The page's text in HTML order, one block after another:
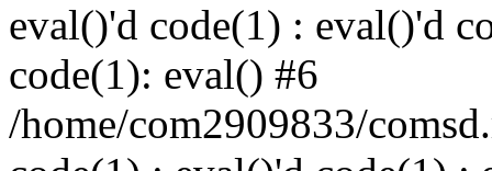
eval()'d code(1) : eval()'d
code(1): eval() #6
/home/com2909833/